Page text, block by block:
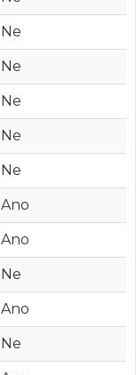
Ne
Ne
Ne
Ne
Ne
Ano
Ano
Ne
Ano
Ne